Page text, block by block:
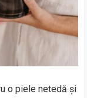
o piele netedă și